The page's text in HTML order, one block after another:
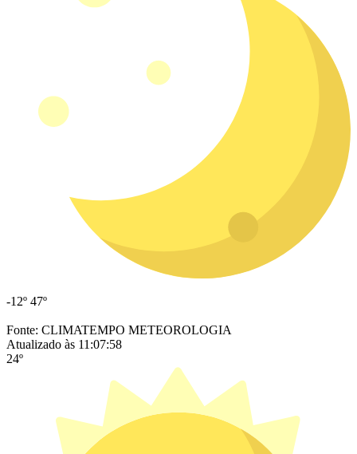
-12º 47º
Fonte: CLIMATEMPO METEOROLOGIA
Atualizado às 11:07:58
24º